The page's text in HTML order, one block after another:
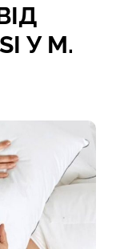
У М.